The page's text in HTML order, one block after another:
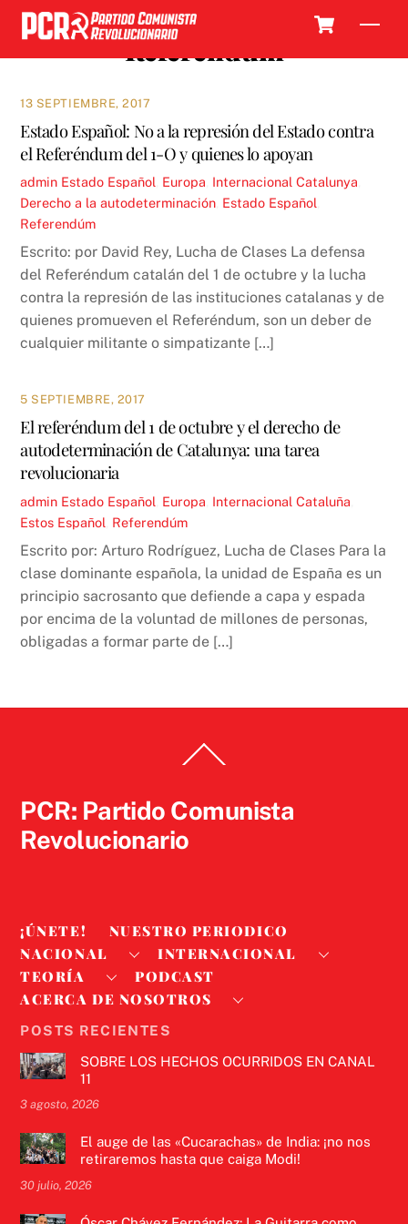
Skip
content
Referendúm
13 SEPTIEMBRE, 2017
Estado Español: No a la represión del Estado contra
el Referéndum del 1-O y quienes lo apoyan
admin Estado Español Europa Internacional Catalunya
Derecho a la autodeterminación Estado Español
Referendúm
Escrito: por David Rey, Lucha de Clases La defensa
del Referéndum catalán del 1 de octubre y la lucha
contra la represión de las instituciones catalanas y de
quienes promueven el Referéndum, son un deber de
cualquier militante o simpatizante […]
5 SEPTIEMBRE, 2017
El referéndum del 1 de octubre y el derecho de
autodeterminación de Catalunya: una tarea
revolucionaria
admin Estado Español Europa Internacional Cataluña
Estos Español Referendúm
Escrito por: Arturo Rodríguez, Lucha de Clases Para la
clase dominante española, la unidad de España es un
principio sacrosanto que defiende a capa y espada
por encima de la voluntad de millones de personas,
obligadas a formar parte de […]
To
PCR: Partido Comunista
Revolucionario
¡ÚNETE!
NUESTRO PERIODICO
NACIONAL
INTERNACIONAL
TEORÍA
PODCAST
ACERCA DE NOSOTROS
POSTS RECIENTES
SOBRE LOS HECHOS OCURRIDOS EN CANAL
11
3 agosto, 2026
El auge de las «Cucarachas» de India: ¡no nos
retiraremos hasta que caiga Modi!
30 julio, 2026